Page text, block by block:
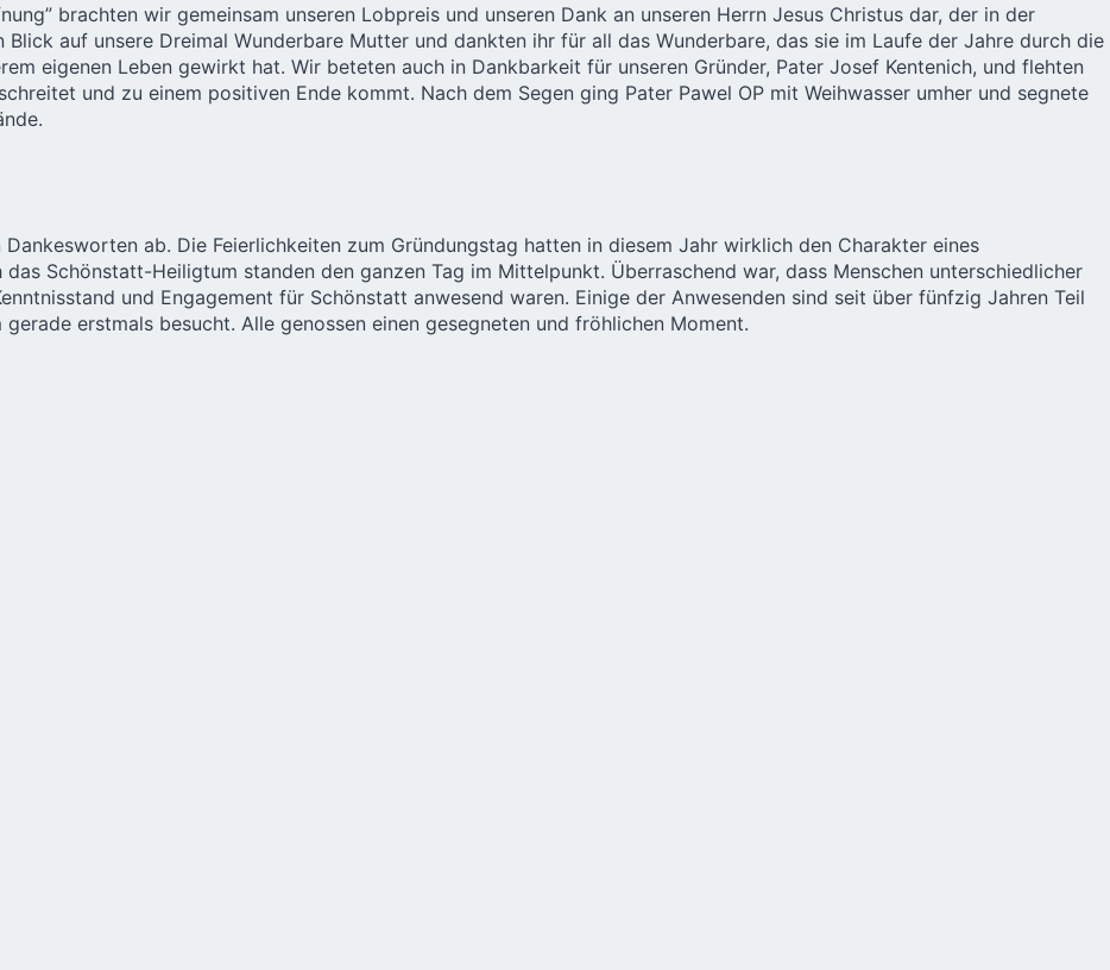
brachten wir gemeinsam unseren Lobpreis und unseren Dank an unseren Herrn Jesus Christus dar, der in der
auf unsere Dreimal Wunderbare Mutter und dankten ihr für all das Wunderbare, das sie im Laufe der Jahre durch die
eigenen Leben gewirkt hat. Wir beteten auch in Dankbarkeit für unseren Gründer, Pater Josef Kentenich, und flehten
und zu einem positiven Ende kommt. Nach dem Segen ging Pater Pawel OP mit Weihwasser umher und segnete
ab. Die Feierlichkeiten zum Gründungstag hatten in diesem Jahr wirklich den Charakter eines
Schönstatt-Heiligtum standen den ganzen Tag im Mittelpunkt. Überraschend war, dass Menschen unterschiedlicher
und Engagement für Schönstatt anwesend waren. Einige der Anwesenden sind seit über fünfzig Jahren Teil
erstmals besucht. Alle genossen einen gesegneten und fröhlichen Moment.